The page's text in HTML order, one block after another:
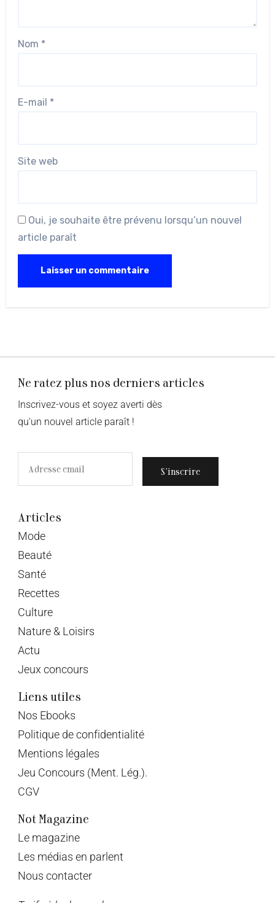
Nom *
E-mail *
Site web
Oui, je souhaite être prévenu lorsqu’un nouvel
article paraît
Ne ratez plus nos derniers articles
Inscrivez-vous et soyez averti dès
qu’un nouvel article paraît !
S’inscrire
Articles
Mode
Beauté
Santé
Recettes
Culture
Nature & Loisirs
Actu
Jeux concours
Liens utiles
Nos Ebooks
Politique de confidentialité
Mentions légales
Jeu Concours (Ment. Lég.).
CGV
Not Magazine
Le magazine
Les médias en parlent
Nous contacter